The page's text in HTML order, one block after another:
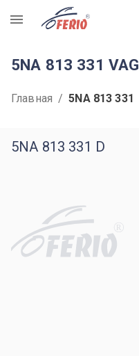
R
5NA 813 331 VAG
Главная / 5NA 813 331
5NA 813 331 D
R